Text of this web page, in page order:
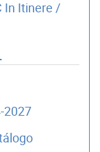
In Itinere /
2027